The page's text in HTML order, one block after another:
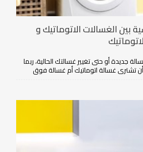
بين الغسالات الاتوماتيك و
جديدة أو حتى تغيير غسالتك الحالية، ربما
أن تشتري غسالة اتوماتيك أم غسالة فوق
تختلف عن الأخرى، ويبقى السؤال: أيهما